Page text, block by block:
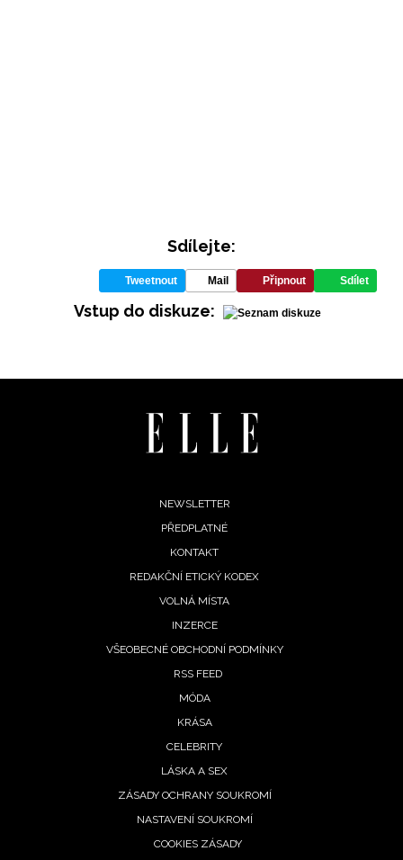
INFORMACE
Sdílejte:
Tweetnout Mail Připnout Sdílet
Vstup do diskuze:
NEWSLETTER
PŘEDPLATNÉ
KONTAKT
REDAKČNÍ ETICKÝ KODEX
VOLNÁ MÍSTA
INZERCE
VŠEOBECNÉ OBCHODNÍ PODMÍNKY
RSS FEED
MÓDA
KRÁSA
CELEBRITY
LÁSKA A SEX
ZÁSADY OCHRANY SOUKROMÍ
NASTAVENÍ SOUKROMÍ
COOKIES ZÁSADY